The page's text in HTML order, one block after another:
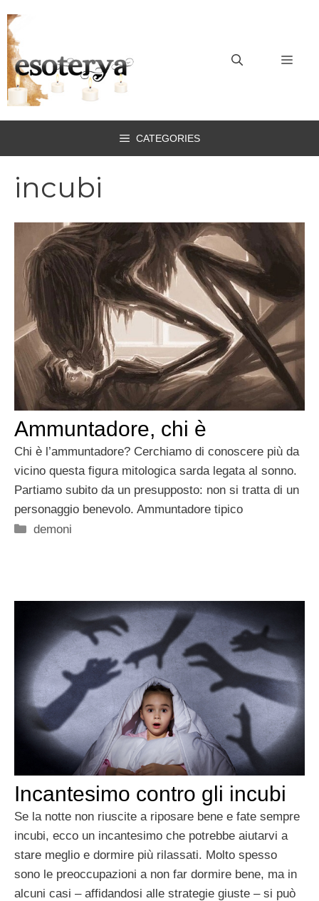
al
contenuto
CATEGORIES
incubi
Ammuntadore, chi è
Chi è l’ammuntadore? Cerchiamo di conoscere più da
vicino questa figura mitologica sarda legata al sonno.
Partiamo subito da un presupposto: non si tratta di un
personaggio benevolo. Ammuntadore tipico
Categorie
demoni
Incantesimo contro gli incubi
Se la notte non riuscite a riposare bene e fate sempre
incubi, ecco un incantesimo che potrebbe aiutarvi a
stare meglio e dormire più rilassati. Molto spesso
sono le preoccupazioni a non far dormire bene, ma in
alcuni casi – affidandosi alle strategie giuste – si può